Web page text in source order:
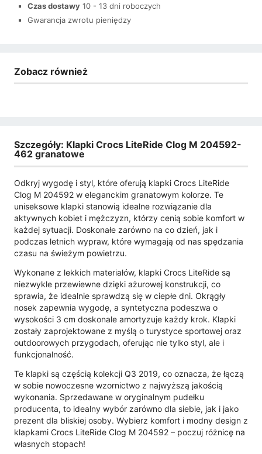
Czas dostawy 10 - 13 dni roboczych
Gwarancja zwrotu pieniędzy
Zobacz również
Szczegóły: Klapki Crocs LiteRide Clog M 204592-
462 granatowe
Odkryj wygodę i styl, które oferują klapki Crocs LiteRide
Clog M 204592 w eleganckim granatowym kolorze. Te
uniseksowe klapki stanowią idealne rozwiązanie dla
aktywnych kobiet i mężczyzn, którzy cenią sobie komfort w
każdej sytuacji. Doskonałe zarówno na co dzień, jak i
podczas letnich wypraw, które wymagają od nas spędzania
czasu na świeżym powietrzu.
Wykonane z lekkich materiałów, klapki Crocs LiteRide są
niezwykle przewiewne dzięki ażurowej konstrukcji, co
sprawia, że idealnie sprawdzą się w ciepłe dni. Okrągły
nosek zapewnia wygodę, a syntetyczna podeszwa o
wysokości 3 cm doskonale amortyzuje każdy krok. Klapki
zostały zaprojektowane z myślą o turystyce sportowej oraz
outdoorowych przygodach, oferując nie tylko styl, ale i
funkcjonalność.
Te klapki są częścią kolekcji Q3 2019, co oznacza, że łączą
w sobie nowoczesne wzornictwo z najwyższą jakością
wykonania. Sprzedawane w oryginalnym pudełku
producenta, to idealny wybór zarówno dla siebie, jak i jako
prezent dla bliskiej osoby. Wybierz komfort i modny design z
klapkami Crocs LiteRide Clog M 204592 – poczuj różnicę na
własnych stopach!